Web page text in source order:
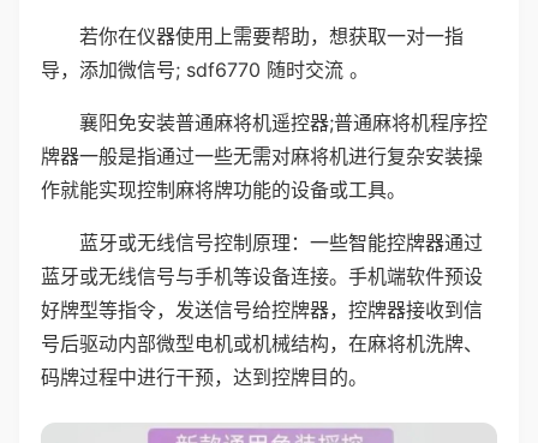
若你在仪器使用上需要帮助，想获取一对一指
导，添加微信号; sdf6770 随时交流 。
襄阳免安装普通麻将机遥控器;普通麻将机程序控
牌器一般是指通过一些无需对麻将机进行复杂安装操
作就能实现控制麻将牌功能的设备或工具。
蓝牙或无线信号控制原理：一些智能控牌器通过
蓝牙或无线信号与手机等设备连接。手机端软件预设
好牌型等指令，发送信号给控牌器，控牌器接收到信
号后驱动内部微型电机或机械结构，在麻将机洗牌、
码牌过程中进行干预，达到控牌目的。